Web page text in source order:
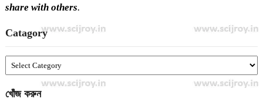
share with others.
Catagory
Catagory
খোঁজ করুন